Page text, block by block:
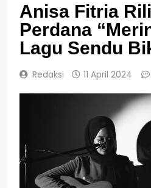
Anisa Fitria
Perdana
Lagu Sendu
Redaksi 11 April 2024